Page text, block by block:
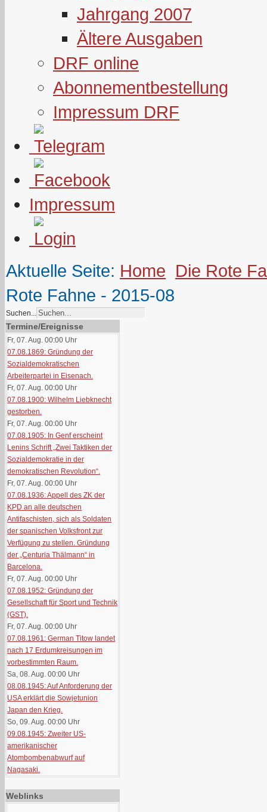
Jahrgang 2007
Ältere Ausgaben
DRF online
Abonnementbestellung
Impressum DRF
Impressum
Aktuelle Seite: Home Die Rote
Rote Fahne - 2015-08
Suchen...
Termine/Ereignisse
Fr, 07. Aug. 00:00 Uhr
07.08.1869: Gründung der
Sozialdemokratischen
Arbeiterpartei in Eisenach.
Fr, 07. Aug. 00:00 Uhr
07.08.1900: Wilhelm Liebknecht
gestorben.
Fr, 07. Aug. 00:00 Uhr
07.08.1905: In Genf erscheint
Lenins Schrift „Zwei Taktiken der
Sozialdemokratie in der
demokratischen Revolution“.
Fr, 07. Aug. 00:00 Uhr
07.08.1936: Appell des ZK der
KPD an alle deutschen
Antifaschisten, sich als Soldaten
der spanischen Volksfront zur
Verfügung zu stellen. Gründung
der „Centuria Thälmann“ in
Barcelona.
Fr, 07. Aug. 00:00 Uhr
07.08.1952: Gründung der
Gesellschaft für Sport und Technik
(GST).
Fr, 07. Aug. 00:00 Uhr
07.08.1961: German Titow landet
nach 17 Erdumkreisungen im
vorbestimmten Raum.
Sa, 08. Aug. 00:00 Uhr
08.08.1945: Auf Anforderung der
USA erklärt die Sowjetunion
Japan den Krieg.
So, 09. Aug. 00:00 Uhr
09.08.1945: Zweiter US-
amerikanischer
Atombombenabwurf auf
Nagasaki.
Weblinks